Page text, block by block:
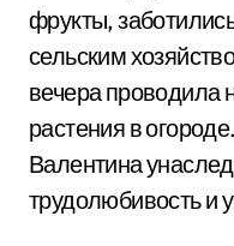
фрукты,
сельским
вечера проводила
растения в
Валентина
трудолюбивость и